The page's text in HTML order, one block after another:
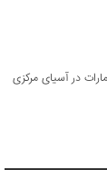
در آسیای مرکزی